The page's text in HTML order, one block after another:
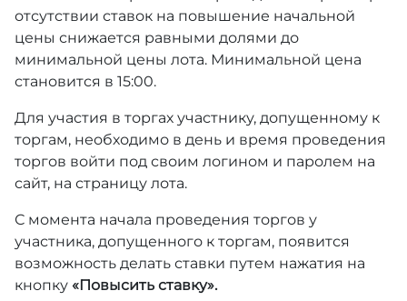
отсутствии ставок на повышение начальной
цены снижается равными долями до
минимальной цены лота. Минимальной цена
становится в 15:00.
Для участия в торгах участнику, допущенному к
торгам, необходимо в день и время проведения
торгов войти под своим логином и паролем на
сайт, на страницу лота.
С момента начала проведения торгов у
участника, допущенного к торгам, появится
возможность делать ставки путем нажатия на
кнопку «Повысить ставку».